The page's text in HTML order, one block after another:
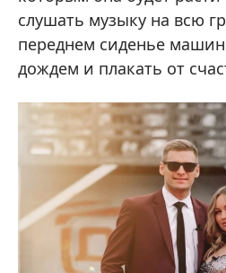
слушать музыку на всю
переднем сиденье
дождем и плакать от